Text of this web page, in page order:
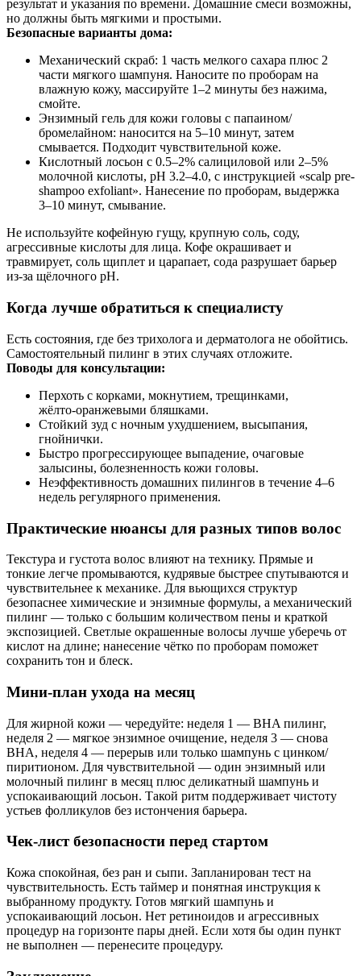
результат и указания по времени. Домашние смеси возможны,
но должны быть мягкими и простыми.
Безопасные варианты дома:
Механический скраб: 1 часть мелкого сахара плюс 2
части мягкого шампуня. Наносите по проборам на
влажную кожу, массируйте 1–2 минуты без нажима,
смойте.
Энзимный гель для кожи головы с папаином/
бромелайном: наносится на 5–10 минут, затем
смывается. Подходит чувствительной коже.
Кислотный лосьон с 0.5–2% салициловой или 2–5%
молочной кислоты, pH 3.2–4.0, с инструкцией «scalp pre-
shampoo exfoliant». Нанесение по проборам, выдержка
3–10 минут, смывание.
Не используйте кофейную гущу, крупную соль, соду,
агрессивные кислоты для лица. Кофе окрашивает и
травмирует, соль щиплет и царапает, сода разрушает барьер
из‑за щёлочного pH.
Когда лучше обратиться к специалисту
Есть состояния, где без трихолога и дерматолога не обойтись.
Самостоятельный пилинг в этих случаях отложите.
Поводы для консультации:
Перхоть с корками, мокнутием, трещинками,
жёлто‑оранжевыми бляшками.
Стойкий зуд с ночным ухудшением, высыпания,
гнойнички.
Быстро прогрессирующее выпадение, очаговые
залысины, болезненность кожи головы.
Неэффективность домашних пилингов в течение 4–6
недель регулярного применения.
Практические нюансы для разных типов волос
Текстура и густота волос влияют на технику. Прямые и
тонкие легче промываются, кудрявые быстрее спутываются и
чувствительнее к механике. Для вьющихся структур
безопаснее химические и энзимные формулы, а механический
пилинг — только с большим количеством пены и краткой
экспозицией. Светлые окрашенные волосы лучше уберечь от
кислот на длине; нанесение чётко по проборам поможет
сохранить тон и блеск.
Мини‑план ухода на месяц
Для жирной кожи — чередуйте: неделя 1 — BHA пилинг,
неделя 2 — мягкое энзимное очищение, неделя 3 — снова
BHA, неделя 4 — перерыв или только шампунь с цинком/
пиритионом. Для чувствительной — один энзимный или
молочный пилинг в месяц плюс деликатный шампунь и
успокаивающий лосьон. Такой ритм поддерживает чистоту
устьев фолликулов без истончения барьера.
Чек‑лист безопасности перед стартом
Кожа спокойная, без ран и сыпи. Запланирован тест на
чувствительность. Есть таймер и понятная инструкция к
выбранному продукту. Готов мягкий шампунь и
успокаивающий лосьон. Нет ретиноидов и агрессивных
процедур на горизонте пары дней. Если хотя бы один пункт
не выполнен — перенесите процедуру.